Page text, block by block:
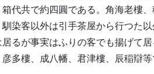
箱代共で約四圓である。角海老樓
馴染客以外は引手茶屋から行つた
居るが事実はふりの客でも揚げて
多樓、成八幡、君津樓、辰稲辯等